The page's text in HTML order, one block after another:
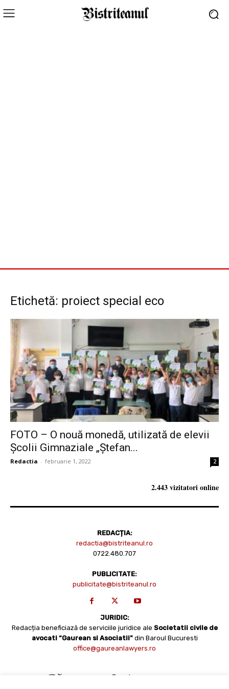
Etichetă: proiect special eco
FOTO – O nouă monedă, utilizată de elevii
Școlii Gimnaziale „Ștefan...
Redactia - februarie 1, 2022 2
2.443 vizitatori online
REDACȚIA:
redactia@bistriteanul.ro
0722.480.707
PUBLICITATE:
publicitate@bistriteanul.ro
JURIDIC:
Redacția beneficiază de serviciile juridice ale Societatii civile de
avocati “Gaurean si Asociatii” din Baroul Bucuresti
office@gaureanlawyers.ro